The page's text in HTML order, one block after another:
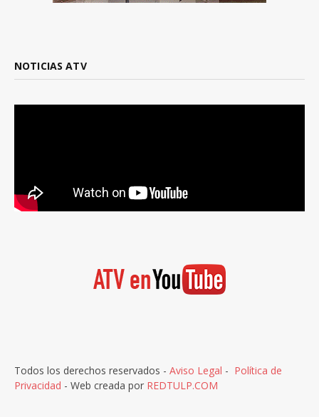
NOTICIAS ATV
Todos los derechos reservados - Aviso Legal - Política de
Privacidad - Web creada por REDTULP.COM